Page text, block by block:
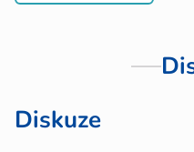
Diskuze